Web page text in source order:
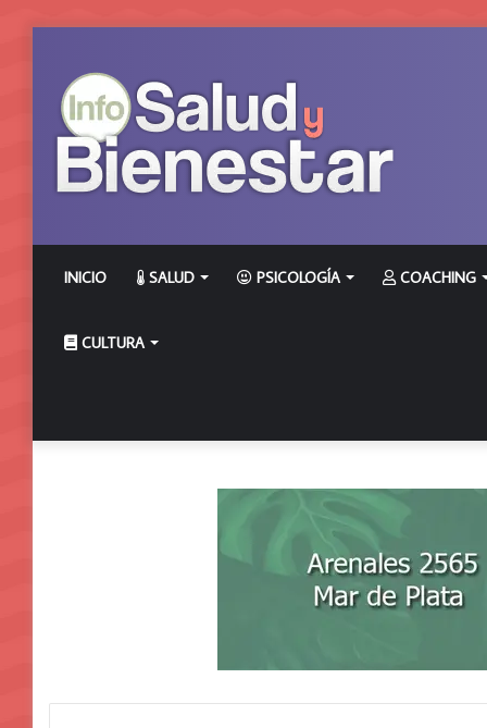
INICIO SALUD PSICOLOGÍA COACHING
CULTURA